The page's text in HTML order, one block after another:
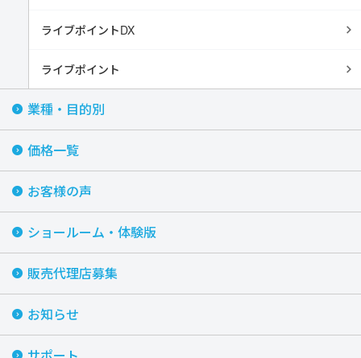
ライブポイントDX
ライブポイント
業種・目的別
価格一覧
お客様の声
ショールーム・体験版
販売代理店募集
お知らせ